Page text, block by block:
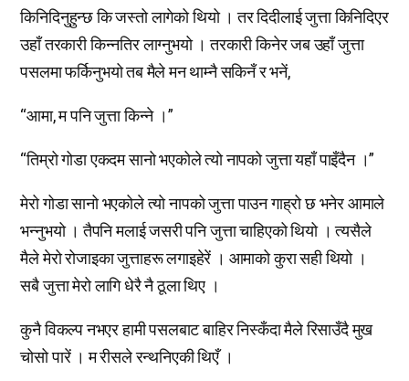
किनिदिनुहुन्छ कि जस्तो लागेको थियो । तर दिदीलाई जुत्ता किनिदिएर
उहाँ तरकारी किन्नतिर लाग्नुभयो । तरकारी किनेर जब उहाँ जुत्ता
पसलमा फर्किनुभयो तब मैले मन थाम्नै सकिनँ र भनें,
“आमा, म पनि जुत्ता किन्ने ।”
“तिम्रो गोडा एकदम सानो भएकोले त्यो नापको जुत्ता यहाँ पाइँदैन ।”
मेरो गोडा सानो भएकोले त्यो नापको जुत्ता पाउन गाह्रो छ भनेर आमाले
भन्नुभयो । तैपनि मलाई जसरी पनि जुत्ता चाहिएको थियो । त्यसैले
मैले मेरो रोजाइका जुत्ताहरू लगाइहेरें । आमाको कुरा सही थियो ।
सबै जुत्ता मेरो लागि धेरै नै ठूला थिए ।
कुनै विकल्प नभएर हामी पसलबाट बाहिर निस्कँदा मैले रिसाउँदै मुख
चोसो पारें । म रीसले रन्थनिएकी थिएँ ।